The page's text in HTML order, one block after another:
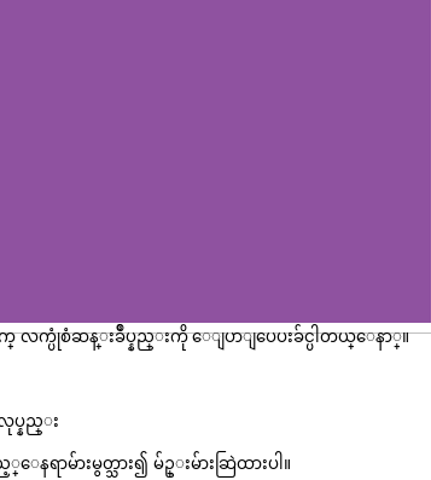
လက္ပုံစံဆန္းခ်ဳပ္နည္းကို ေျပာျပေပးခ်င္ပါတယ္ေနာ္။
ပ္နည္း
ရာမ်ားမွတ္သား၍ မ်ဥ္းမ်ားဆြဲထားပါ။